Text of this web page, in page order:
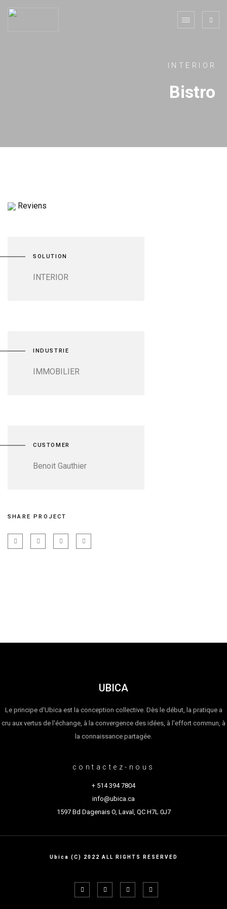
INTERIOR
Bistro
Reviens
SOLUTION
INTERIOR
INDUSTRIE
IMMOBILIER
CUSTOMER
Benoit Gauthier
SHARE PROJECT
UBICA
Le principe d'Ubica est la conception collective. Dès le début, la pratique a
cru aux vertus de l'échange, à la convergence des idées, à l'effort commun, à
la connaissance partagée.
contactez-nous
+ 514 394 7804
info@ubica.ca
1597 Bd Dagenais O, Laval, QC H7L 0J7
Ubica (C) 2022 ALL RIGHTS RESERVED